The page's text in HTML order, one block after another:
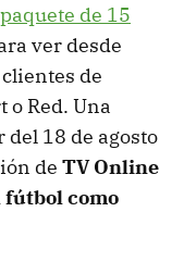
de 15
ver desde
de
Red. Una
18 de agosto
de TV Online
fútbol como